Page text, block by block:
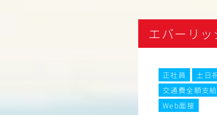
エバーリ
正社員 土日
交通費全額支給
Web面接